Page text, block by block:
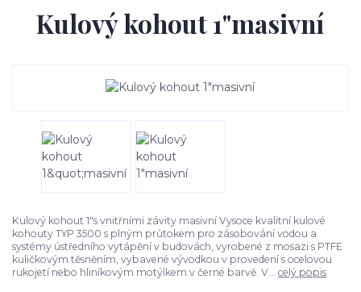
Kulový kohout 1"masivní
Kulový kohout 1"s vnitřními závity masivní Vysoce kvalitní kulové
kohouty TYP 3500 s plným průtokem pro zásobování vodou a
systémy ústředního vytápění v budovách, vyrobené z mosazi s PTFE
kuličkovým těsněním, vybavené vývodkou v provedení s ocelovou
rukojetí nebo hliníkovým motýlkem v černé barvě. V... celý popis